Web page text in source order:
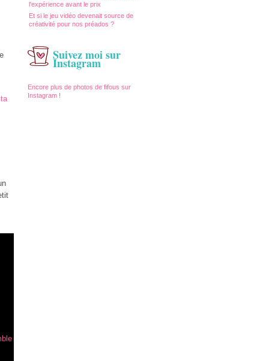
l'expérience avant le prix
Et si le jeu vidéo devenait source de
créativité pour nos préados ?
Suivez moi sur
Instagram
Encore plus de photos de fifous sur
Instagram !